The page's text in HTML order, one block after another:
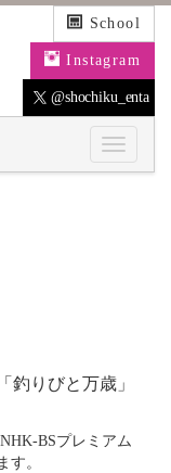
School
Instagram
@shochiku_enta
釣りびと万歳」
BSプレミアム
す。